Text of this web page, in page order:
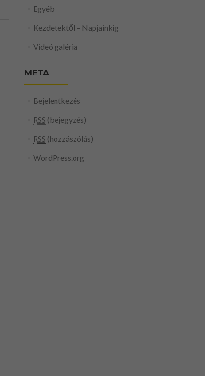
Egyéb
Kezdetektől – Napjainkig
Videó galéria
META
Bejelentkezés
RSS (bejegyzés)
RSS (hozzászólás)
WordPress.org